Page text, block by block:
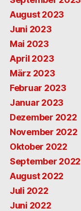
August 2023
Juni 2023
Mai 2023
April 2023
März 2023
Februar 2023
Januar 2023
Dezember 2022
November 2022
Oktober 2022
September 2022
August 2022
Juli 2022
Juni 2022